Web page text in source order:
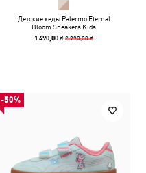
Детские кеды Palermo Eternal
Bloom Sneakers Kids
1 490,00 ₴2 990,00 ₴
-50%